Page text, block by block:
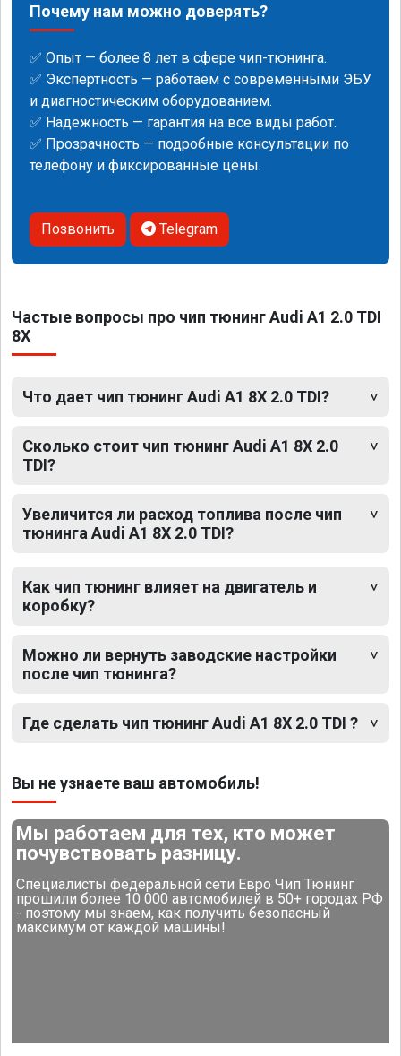
Почему нам можно доверять?
✅ Опыт — более 8 лет в сфере чип-тюнинга.
✅ Экспертность — работаем с современными ЭБУ
и диагностическим оборудованием.
✅ Надежность — гарантия на все виды работ.
✅ Прозрачность — подробные консультации по
телефону и фиксированные цены.
Позвонить Telegram
Частые вопросы про чип тюнинг Audi A1 2.0 TDI
8X
Что дает чип тюнинг Audi A1 8X 2.0 TDI?
Сколько стоит чип тюнинг Audi A1 8X 2.0
TDI?
Увеличится ли расход топлива после чип
тюнинга Audi A1 8X 2.0 TDI?
Как чип тюнинг влияет на двигатель и
коробку?
Можно ли вернуть заводские настройки
после чип тюнинга?
Где сделать чип тюнинг Audi A1 8X 2.0 TDI ?
Вы не узнаете ваш автомобиль!
Мы работаем для тех, кто может
почувствовать разницу.
Специалисты федеральной сети Евро Чип Тюнинг
прошили более 10 000 автомобилей в 50+ городах РФ
- поэтому мы знаем, как получить безопасный
максимум от каждой машины!